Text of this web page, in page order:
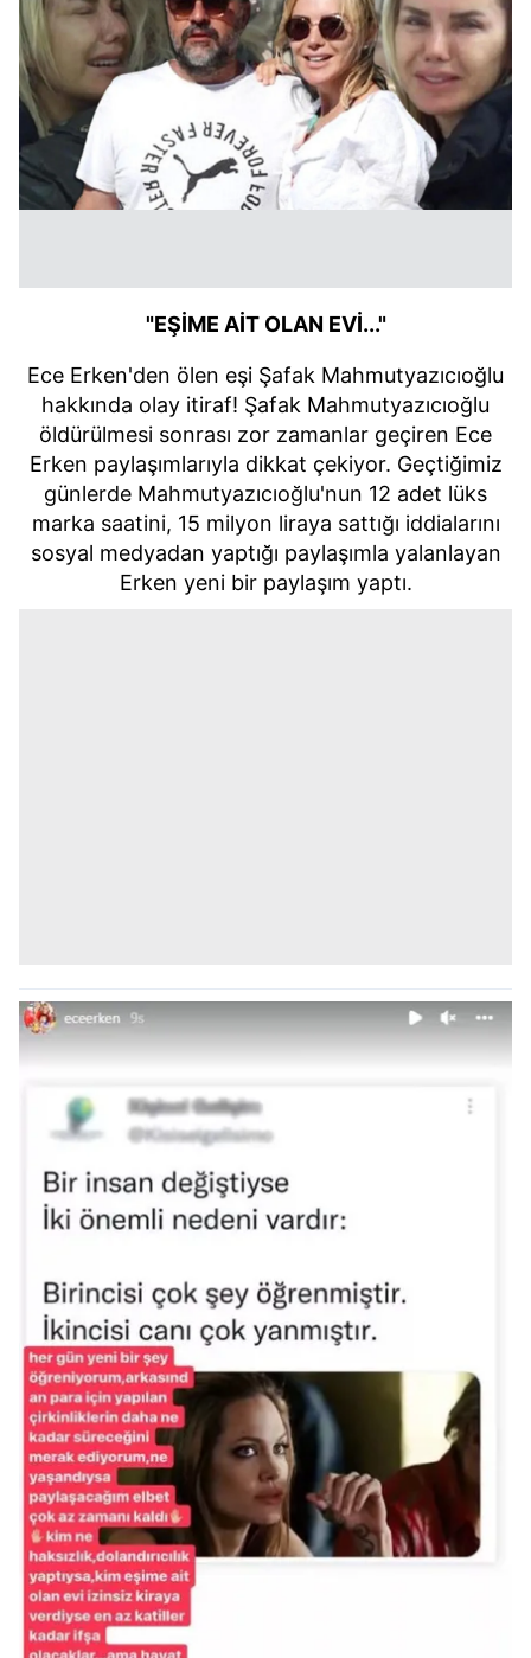
"EŞİME AİT OLAN EVİ..."
Ece Erken'den ölen eşi Şafak Mahmutyazıcıoğlu
hakkında olay itiraf! Şafak Mahmutyazıcıoğlu
öldürülmesi sonrası zor zamanlar geçiren Ece
Erken paylaşımlarıyla dikkat çekiyor. Geçtiğimiz
günlerde Mahmutyazıcıoğlu'nun 12 adet lüks
marka saatini, 15 milyon liraya sattığı iddialarını
sosyal medyadan yaptığı paylaşımla yalanlayan
Erken yeni bir paylaşım yaptı.